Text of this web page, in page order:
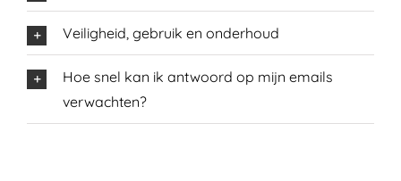
Veiligheid, gebruik en onderhoud
Hoe snel kan ik antwoord op mijn emails
verwachten?